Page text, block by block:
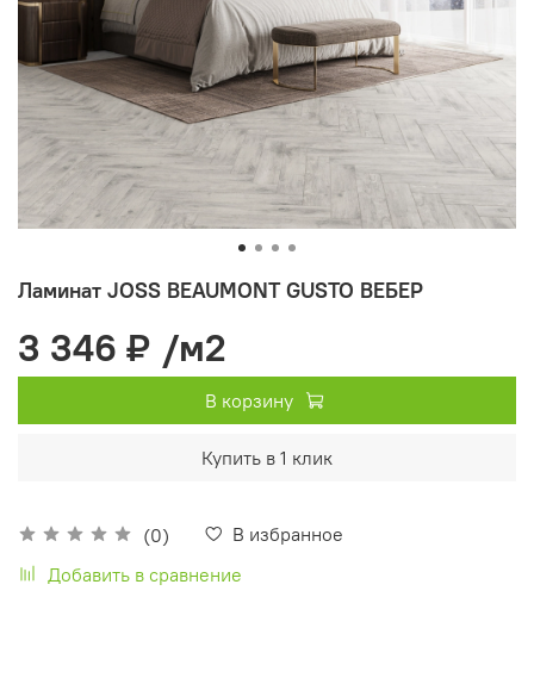
Ламинат JOSS BEAUMONT GUSTO ВЕБЕР
(0)
В избранное
Добавить в сравнение
3 346 ₽ /м2
В корзину
Купить в 1 клик